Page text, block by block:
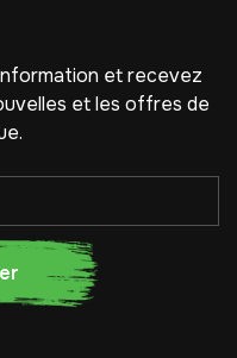
et recevez
et les offres de